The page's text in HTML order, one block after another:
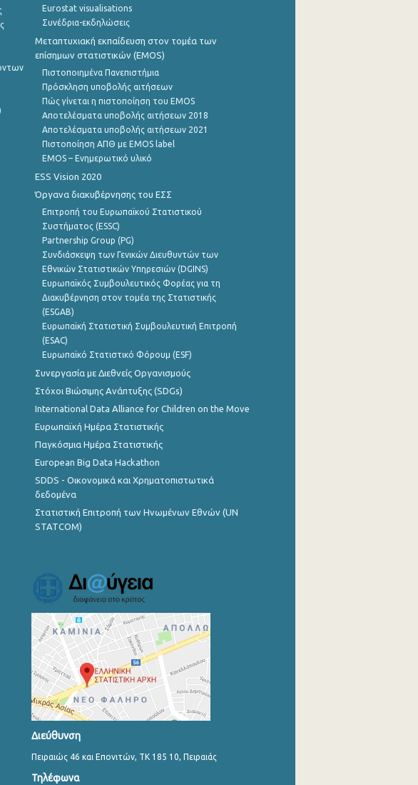
Eurostat visualisations
Συνέδρια-εκδηλώσεις
Μεταπτυχιακή εκπαίδευση στον τομέα των
επίσημων στατιστικών (EMOS)
Πιστοποιημένα Πανεπιστήμια
Πρόσκληση υποβολής αιτήσεων
Πώς γίνεται η πιστοποίηση του EMOS
Αποτελέσματα υποβολής αιτήσεων 2018
Αποτελέσματα υποβολής αιτήσεων 2021
Πιστοποίηση ΑΠΘ με EMOS label
EMOS – Ενημερωτικό υλικό
ESS Vision 2020
Όργανα διακυβέρνησης του ΕΣΣ
Επιτροπή του Ευρωπαϊκού Στατιστικού
Συστήματος (ESSC)
Partnership Group (PG)
Συνδιάσκεψη των Γενικών Διευθυντών των
Εθνικών Στατιστικών Υπηρεσιών (DGINS)
Ευρωπαϊκός Συμβουλευτικός Φορέας για τη
Διακυβέρνηση στον τομέα της Στατιστικής
(ESGAB)
Ευρωπαϊκή Στατιστική Συμβουλευτική Επιτροπή
(ESAC)
Ευρωπαϊκό Στατιστικό Φόρουμ (ESF)
Συνεργασία με Διεθνείς Οργανισμούς
Στόχοι Βιώσιμης Ανάπτυξης (SDGs)
International Data Alliance for Children on the Move
Ευρωπαϊκή Ημέρα Στατιστικής
Παγκόσμια Ημέρα Στατιστικής
European Big Data Hackathon
SDDS - Οικονομικά και Χρηματοπιστωτικά
δεδομένα
Στατιστική Επιτροπή των Ηνωμένων Εθνών (UN
STATCOM)
Διεύθυνση
Πειραιώς 46 και Επονιτών, ΤΚ 185 10, Πειραιάς
Τηλέφωνα